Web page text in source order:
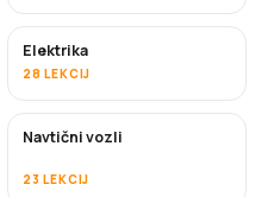
Elektrika
28 LEKCIJ
Navtični vozli
23 LEKCIJ